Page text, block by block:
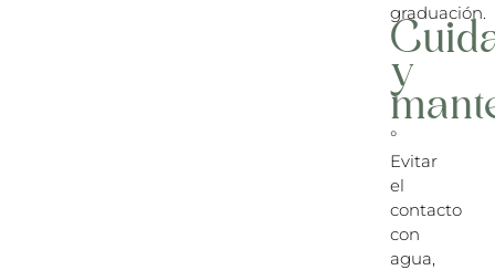
graduación.
y
°
Evitar
el
contacto
con
agua,